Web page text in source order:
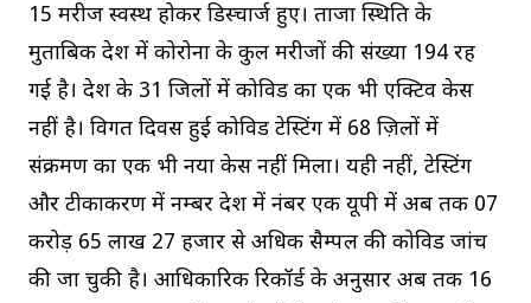
15 मरीज स्वस्थ होकर डिस्चार्ज हुए। ताजा स्थिति के
मुताबिक प्रदेश में कोरोना के कुल मरीजों की संख्या 194 रह
गई है। प्रदेश के 31 जिलों में कोविड का एक भी एक्टिव केस
नहीं है। विगत दिवस हुई कोविड टेस्टिंग में 68 ज़िलों में
संक्रमण का एक भी नया केस नहीं मिला। यही नहीं, टेस्टिंग
और टीकाकरण में नम्बर देश में नंबर एक यूपी में अब तक 07
करोड़ 65 लाख 27 हजार से अधिक सैम्पल की कोविड जांच
की जा चुकी है। आधिकारिक रिकॉर्ड के अनुसार अब तक 16